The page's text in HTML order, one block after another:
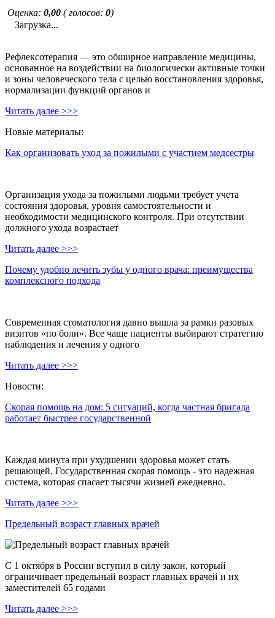
Оценка: 0,00 ( голосов: 0)
Загрузка...
Рефлексотерапия — это обширное направление медицины,
основанное на воздействии на биологически активные точки
и зоны человеческого тела с целью восстановления здоровья,
нормализации функций органов и
Читать далее >>>
Новые материалы:
Как организовать уход за пожилыми с участием медсестры
Организация ухода за пожилыми людьми требует учета
состояния здоровья, уровня самостоятельности и
необходимости медицинского контроля. При отсутствии
должного ухода возрастает
Читать далее >>>
Почему удобно лечить зубы у одного врача: преимущества
комплексного подхода
Современная стоматология давно вышла за рамки разовых
визитов «по боли». Все чаще пациенты выбирают стратегию
наблюдения и лечения у одного
Читать далее >>>
Новости:
Скорая помощь на дом: 5 ситуаций, когда частная бригада
работает быстрее государственной
Каждая минута при ухудшении здоровья может стать
решающей. Государственная скорая помощь - это надежная
система, которая спасает тысячи жизней ежедневно.
Читать далее >>>
Предельный возраст главных врачей
С 1 октября в России вступил в силу закон, который
ограничивает предельный возраст главных врачей и их
заместителей 65 годами
Читать далее >>>